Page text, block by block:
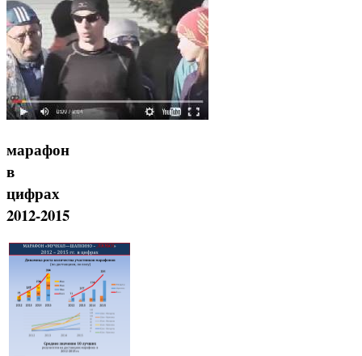
марафон
в
цифрах
2012-2015